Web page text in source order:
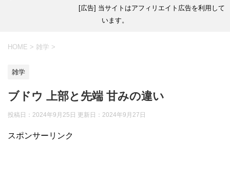
[広告] 当サイトはアフィリエイト広告を利用して
います。
HOME > 雑学 >
雑学
ブドウ 上部と先端 甘みの違い
投稿日：2024年9月25日 更新日： 2024年9月27日
スポンサーリンク